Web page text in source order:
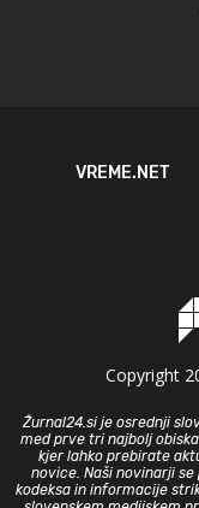
VREME.NET
Copyright
Žurnal24.si je osrednji
med prve tri najbolj
kjer lahko prebirate
novice. Naši novinarji
kodeksa in informacije